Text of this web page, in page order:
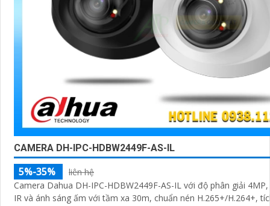
CAMERA DH-IPC-HDBW2449F-AS-IL
5%-35%
liên hệ
Camera Dahua DH-IPC-HDBW2449F-AS-IL với độ phân giải
IR và ánh sáng ấm với tầm xa 30m, chuẩn nén H.265+/H.264+,